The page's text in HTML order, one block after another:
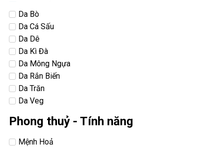
Da Bò
Da Cá Sấu
Da Dê
Da Kì Đà
Da Mông Ngựa
Da Rắn Biến
Da Trăn
Da Veg
Phong thuỷ - Tính năng
Mệnh Hoả